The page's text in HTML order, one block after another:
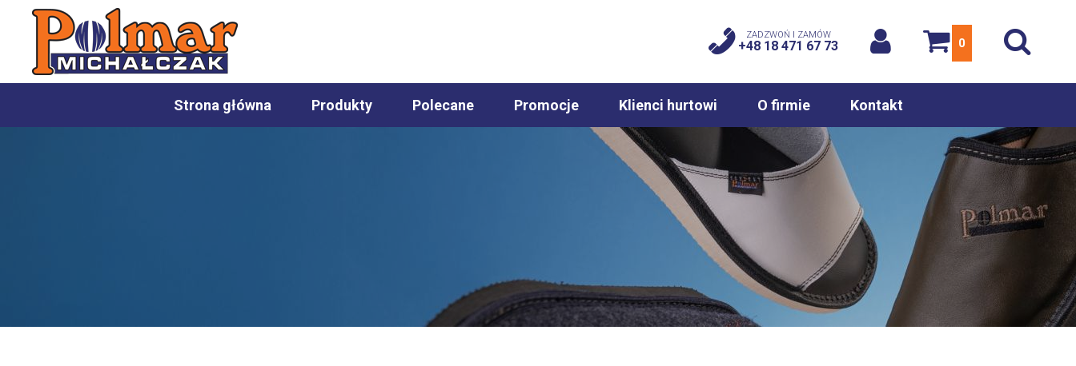
ZADZWOŃ I ZAMÓW
+48 18 471 67 73 0
Strona główna Produkty Polecane Promocje Klienci hurtowi O firmie Kontakt